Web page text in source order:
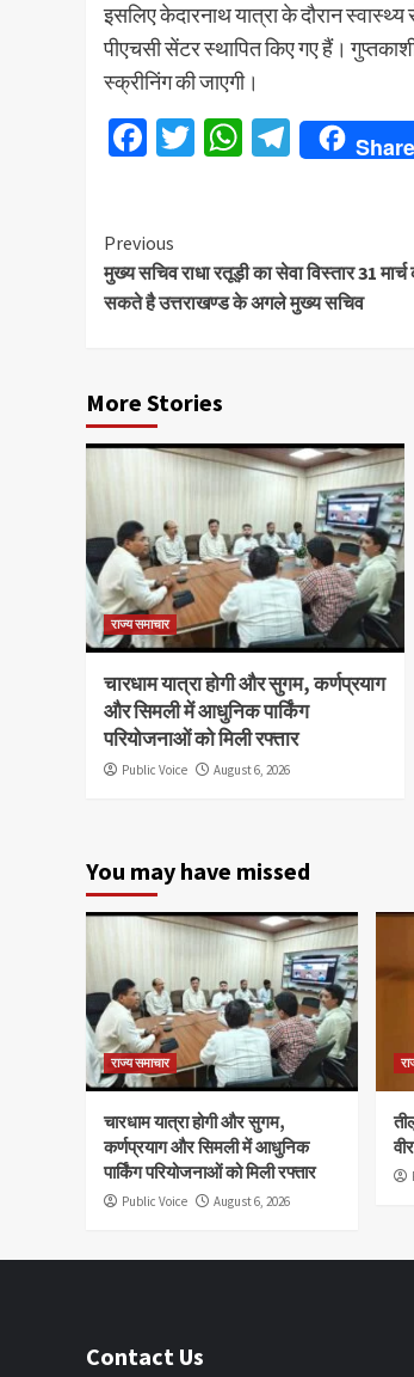
इसलिए केदारनाथ यात्रा के दौरान
पीएचसी सेंटर स्थापित किए गए हैं।
स्क्रीनिंग की जाएगी।
Facebook
Twitter Share
Continue
Reading
Previous
मुख्य सचिव राधा रतूड़ी का सेवा विस्तार 31
सकते है उत्तराखण्ड के अगले मुख्य सचिव
More Stories
राज्य समाचार
चारधाम यात्रा होगी और सुगम, कर्णप्रयाग
और सिमली में आधुनिक पार्किंग
परियोजनाओं को मिली रफ्तार
Public Voice August 6, 2026
You may have missed
राज्य समाचार
चारधाम यात्रा होगी और सुगम,
कर्णप्रयाग और सिमली में आधुनिक
पार्किंग परियोजनाओं को मिली रफ्तार
Public Voice August 6, 2026
Contact Us